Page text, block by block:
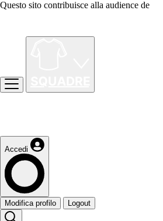
Questo sito contribuisce alla audience de
Accedi
Modifica profilo Logout